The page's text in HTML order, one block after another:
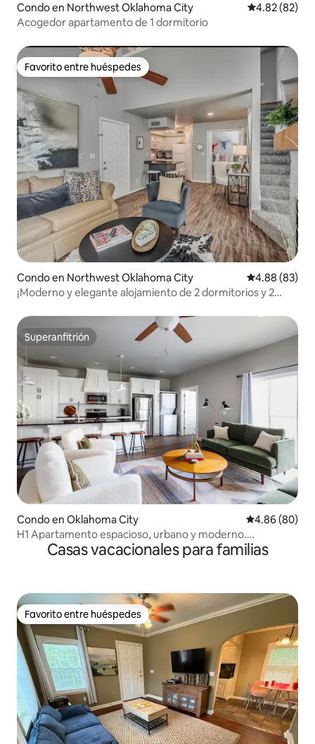
Condo en Northwest Oklahoma City Calificación
4.82 (82)
Acogedor apartamento de 1 dormitorio
Favorito entre huéspedes
Favorito entre huéspedes
Condo en Northwest Oklahoma City Calificación
4.88 (83)
¡Moderno y elegante alojamiento de 2 dormitorios y 2
Superanfitrión
Superanfitrión
Condo en Oklahoma City Calificación
4.86 (80)
H1 Apartamento espacioso, urbano y moderno.
¡Excelente ubicación!
Casas vacacionales para familias
Favorito entre huéspedes
Favorito entre huéspedes